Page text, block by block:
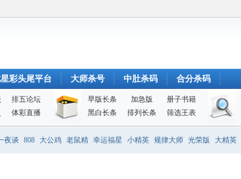
彩头尾平台 大师杀号 中肚杀码 合分杀码
排五论坛
体彩直播
早版长条 加急版
册子书籍
黑白长条
排列长条 筛选王表
夜谈 808 大公鸡 老鼠精 幸运福星 小精英 规律大师 光荣版 大精英